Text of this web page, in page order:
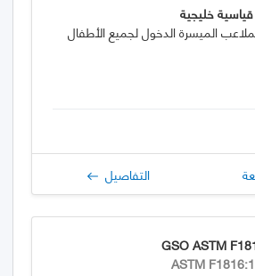
خليجية
الميسرة الدخول لجميع الأطفال
التفاصيل
GSO ASTM
ASTM